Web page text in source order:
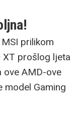
prilikom
XT prošlog ljeta
ove AMD-ove
model Gaming